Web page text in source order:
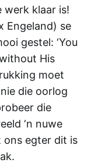
werk klaar is!
Engeland) se
gestel: ‘You
His
moet
die oorlog
die
‘n nuwe
ons egter dit is